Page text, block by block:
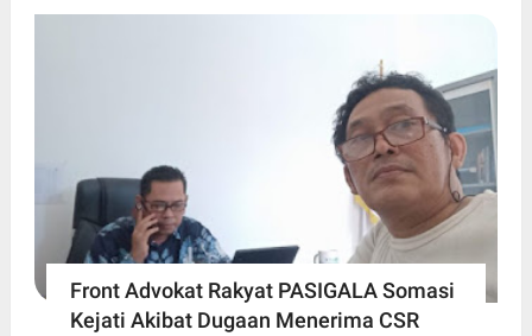
Front Advokat Rakyat PASIGALA Somasi
Kejati Akibat Dugaan Menerima CSR